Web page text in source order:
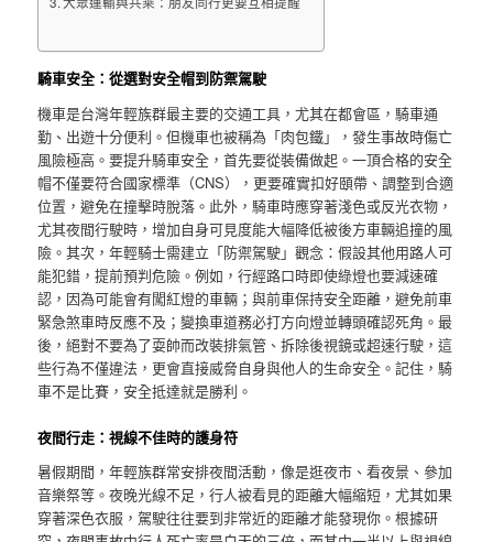
騎車安全：從選對安全帽到防禦駕駛
機車是台灣年輕族群最主要的交通工具，尤其在都會區，騎車通
勤、出遊十分便利。但機車也被稱為「肉包鐵」，發生事故時傷亡
風險極高。要提升騎車安全，首先要從裝備做起。一頂合格的安全
帽不僅要符合國家標準（CNS），更要確實扣好頤帶、調整到合適
位置，避免在撞擊時脫落。此外，騎車時應穿著淺色或反光衣物，
尤其夜間行駛時，增加自身可見度能大幅降低被後方車輛追撞的風
險。其次，年輕騎士需建立「防禦駕駛」觀念：假設其他用路人可
能犯錯，提前預判危險。例如，行經路口時即使綠燈也要減速確
認，因為可能會有闖紅燈的車輛；與前車保持安全距離，避免前車
緊急煞車時反應不及；變換車道務必打方向燈並轉頭確認死角。最
後，絕對不要為了耍帥而改裝排氣管、拆除後視鏡或超速行駛，這
些行為不僅違法，更會直接威脅自身與他人的生命安全。記住，騎
車不是比賽，安全抵達就是勝利。
夜間行走：視線不佳時的護身符
暑假期間，年輕族群常安排夜間活動，像是逛夜市、看夜景、參加
音樂祭等。夜晚光線不足，行人被看見的距離大幅縮短，尤其如果
穿著深色衣服，駕駛往往要到非常近的距離才能發現你。根據研